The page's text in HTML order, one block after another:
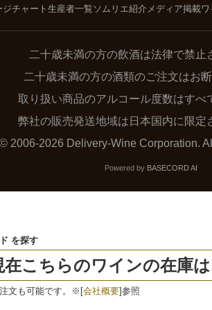
チャート生産者一覧 ソムリエ紹介 メディア掲載ワ
二十歳未満の方の飲酒は法律で禁止
二十歳未満の方の酒類のご注文はお
取り扱い商品のアルコール度数はすべ
弊社の販売発送地域は日本国内に限定
© 2006-2026 Delivery-Wine Corporation.
Powered by BASECORD AI
を探す
在こちらのワインの在庫
文も可能です。 ※[会社概要]参照